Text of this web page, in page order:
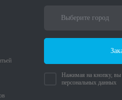
Нажимая на кнопку, вы
персональных данных